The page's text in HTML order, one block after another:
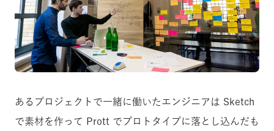
あるプロジェクトで一緒に働いたエンジニアは Sketch
で素材を作って Prott でプロトタイプに落とし込んだも